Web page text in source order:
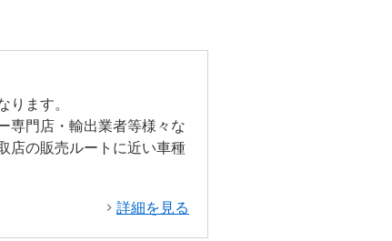
ります。
専門店・輸出業者等様々な
店の販売ルートに近い車種
詳細を見る